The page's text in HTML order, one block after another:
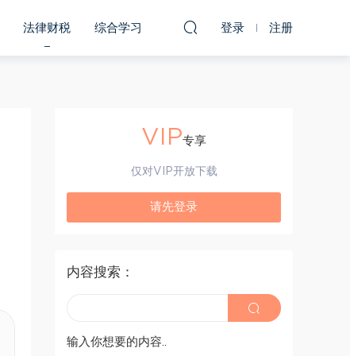
法律财税 综合学习 登录 注册
VIP专享
仅对VIP开放下载
请先登录
内容搜索：
输入你想要的内容..